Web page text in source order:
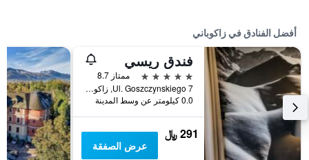
أفضل الفنادق في زاكوباني
فندق ريسي
5 نجوم
ممتاز 8.7
Ul. Goszczynskiego 7, زاكوباني, مقاطعة بولندا الصغرى, بولندا
0.0 كيلومتر عن وسط المدينة
291 ﷼
عرض الصفقة